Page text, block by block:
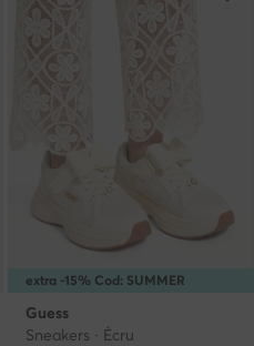
extra -15% Cod: SUMMER
Guess
Sneakers · Écru